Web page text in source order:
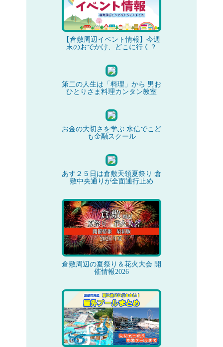
【倉敷周辺イベント情報】今週
末のおでかけ、どこに行く？
第二の人生は「料理」から 男お
ひとりさま料理カンタン教室
お金の大切さを学ぶ 水信でこど
も金融スクール
あす２５日は倉敷天領夏祭り 倉
敷中央通りが全面通行止め
倉敷周辺の夏祭り＆花火大会 開
催情報2026